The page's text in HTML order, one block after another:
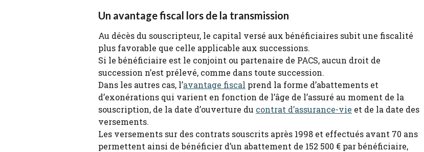
Un avantage fiscal lors de la transmission
Au décès du souscripteur, le capital versé aux bénéficiaires subit une fiscalité
plus favorable que celle applicable aux successions.
Si le bénéficiaire est le conjoint ou partenaire de PACS, aucun droit de
succession n’est prélevé, comme dans toute succession.
Dans les autres cas, l’avantage fiscal prend la forme d’abattements et
d’exonérations qui varient en fonction de l’âge de l’assuré au moment de la
souscription, de la date d’ouverture du contrat d’assurance-vie et de la date des
versements.
Les versements sur des contrats souscrits après 1998 et effectués avant 70 ans
permettent ainsi de bénéficier d’un abattement de 152 500 € par bénéficiaire,